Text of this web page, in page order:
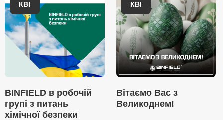
КВІ
BINFIELD в робочій
групі з питань
хімічної безпеки
КВІ
Вітаємо Вас з
Великоднем!